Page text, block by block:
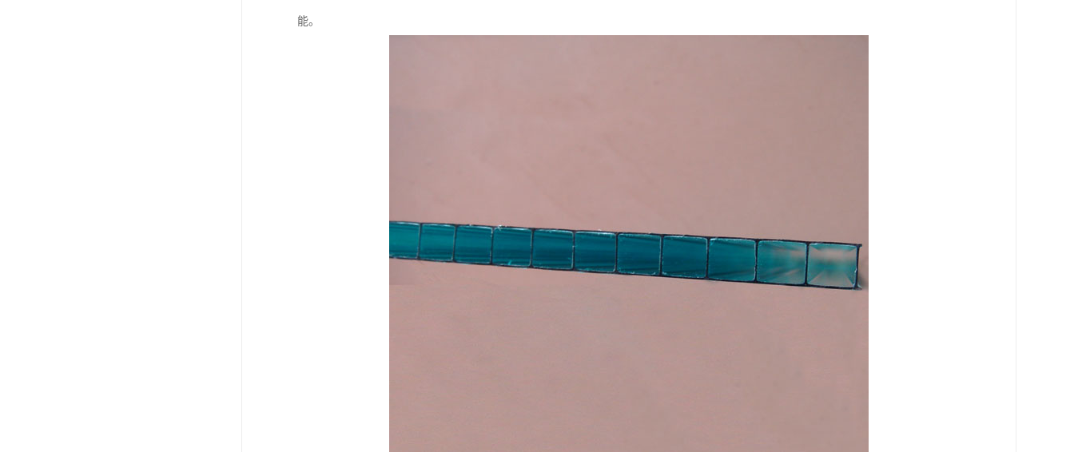
能。